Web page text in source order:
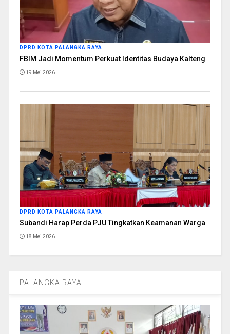
DPRD KOTA PALANGKA RAYA
FBIM Jadi Momentum Perkuat Identitas Budaya Kalteng
19 Mei 2026
DPRD KOTA PALANGKA RAYA
Subandi Harap Perda PJU Tingkatkan Keamanan Warga
18 Mei 2026
PALANGKA RAYA